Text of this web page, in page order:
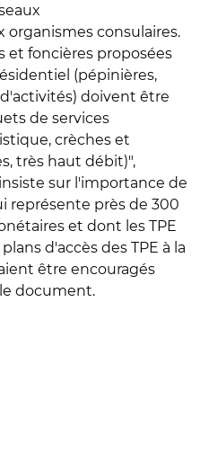
consulaires.
et foncières proposées
(pépinières,
doivent être
de services
crèches et
très haut débit)",
sur l'importance de
représente près de 300
et dont les TPE
d'accès des TPE à la
être encouragés
document.